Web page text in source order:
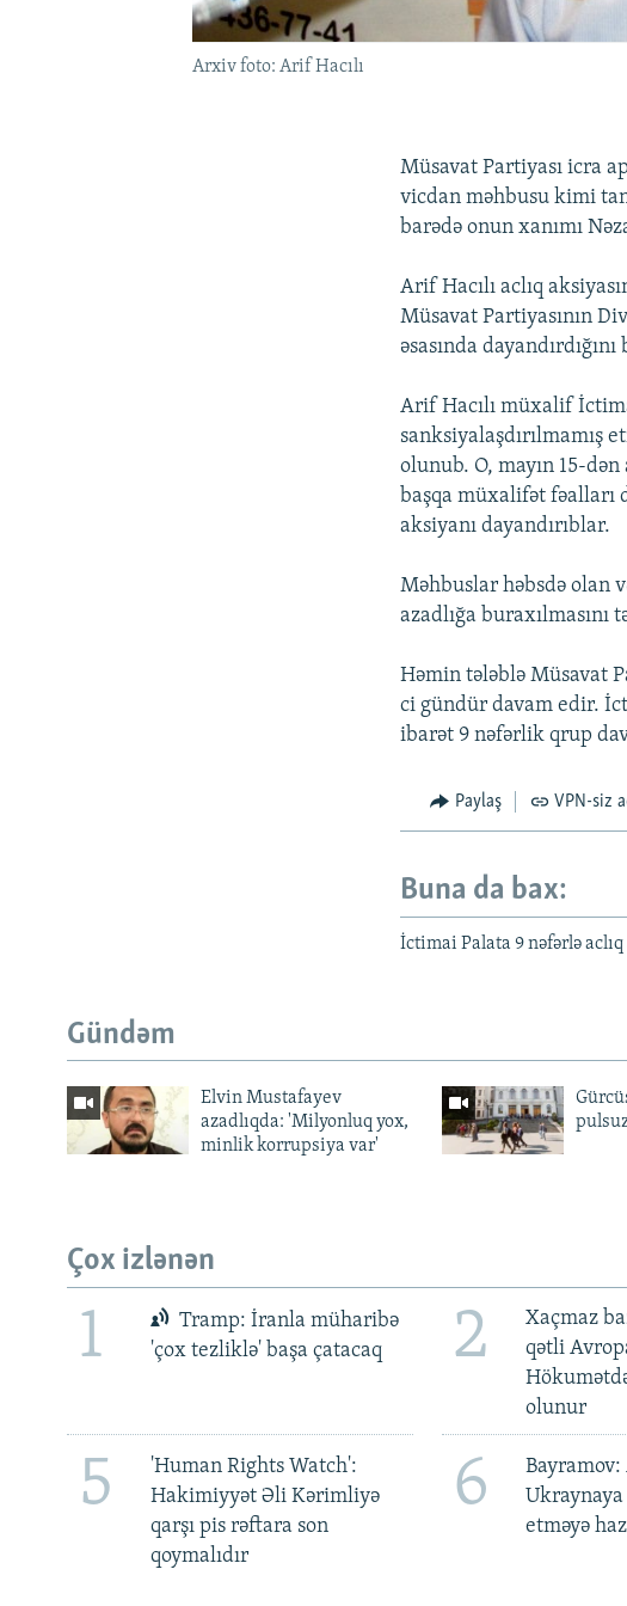
Arxiv foto: Arif Hacılı
Müsavat Partiyası icra
vicdan məhbusu kimi
barədə onun xanımı
Arif Hacılı aclıq
Müsavat Partiyasının
əsasında
Arif Hacılı müxalif
sanksiyalaşdırılmamış
olunub. O, mayın 15-dən
başqa müxalifət fəalları
aksiyanı dayandırıblar.
Məhbuslar həbsdə olan
azadlığa buraxılmasını
Həmin tələblə Müsavat
ci gündür davam edir.
ibarət 9 nəfərlik qrup
Paylaş VPN-siz
Buna da bax:
İctimai Palata 9 nəfərlə
Gündəm
Elvin Mustafayev
azadlıqda: 'Milyonluq yox,
minlik korrupsiya var'
Çox izlənən
1
Tramp: İranla müharibə
'çox tezliklə' başa çatacaq
2
Xaçmaz
qətli
olunur
5
'Human Rights Watch':
Hakimiyyət Əli Kərimliyə
qarşı pis rəftara son
qoymalıdır
6
Bayramov:
etməyə